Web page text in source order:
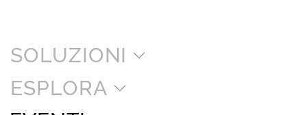
SOLUZIONI
ESPLORA